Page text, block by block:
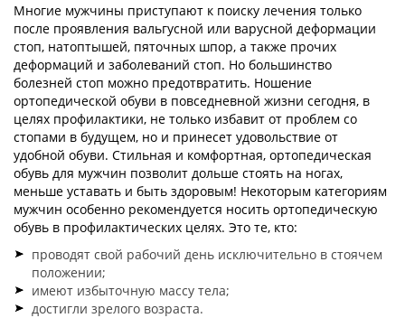
Многие мужчины приступают к поиску лечения только
после проявления вальгусной или варусной деформации
стоп, натоптышей, пяточных шпор, а также прочих
деформаций и заболеваний стоп. Но большинство
болезней стоп можно предотвратить. Ношение
ортопедической обуви в повседневной жизни сегодня, в
целях профилактики, не только избавит от проблем со
стопами в будущем, но и принесет удовольствие от
удобной обуви. Стильная и комфортная, ортопедическая
обувь для мужчин позволит дольше стоять на ногах,
меньше уставать и быть здоровым! Некоторым категориям
мужчин особенно рекомендуется носить ортопедическую
обувь в профилактических целях. Это те, кто:
проводят свой рабочий день исключительно в стоячем
положении;
имеют избыточную массу тела;
достигли зрелого возраста.